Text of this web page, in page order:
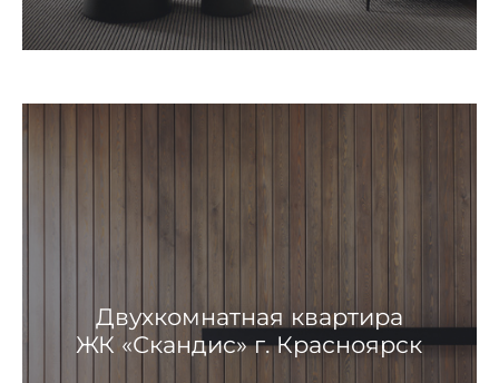
Двухкомнатная квартира
ЖК «Скандис» г. Красноярск